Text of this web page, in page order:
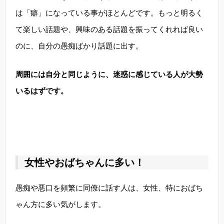
は「癖」になっている事がほとんどです。もっと明るく
て楽しい話題や、興味のある話題を振ってくれれば良い
のに、自分の愚痴ばかり話題に出す。
周囲には自分と同じように、迷惑に感じている人が大勢
いるはずです。
女性やおばちゃんに多い！
愚痴や悪口を頻繁に同僚に話す人は、女性、特におばち
ゃん方に多い気がします。